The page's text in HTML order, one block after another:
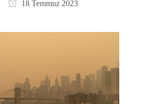
18 Temmuz 2023